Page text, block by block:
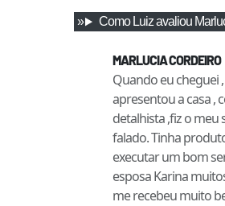
Como Luizavaliou
MARLUCIA CORDEIRO
Quando eu cheguei
apresentou a casa ,
detalhista ,fiz o
falado. Tinha
executar um bom
esposa Karina
me recebeu muito